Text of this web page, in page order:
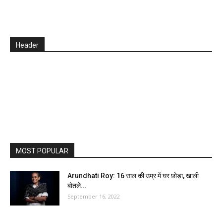
Header
MOST POPULAR
Arundhati Roy: 16 साल की उम्र में घर छोड़ा, खाली
बोतले...
September 16, 2022